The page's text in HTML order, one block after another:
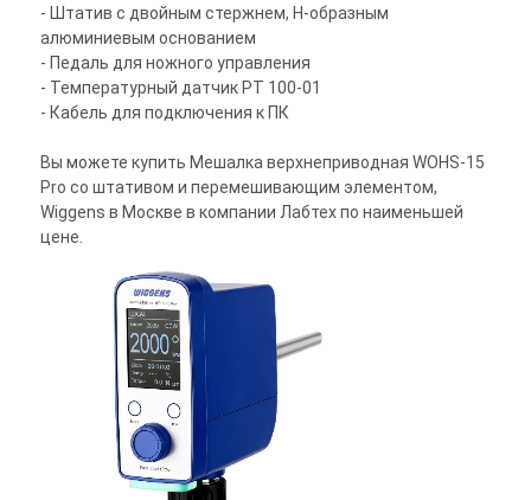
- Штатив с двойным стержнем, Н-образным
алюминиевым основанием
- Педаль для ножного управления
- Температурный датчик PT 100-01
- Кабель для подключения к ПК
Вы можете купить Мешалка верхнеприводная WOHS-15
Pro со штативом и перемешивающим элементом,
Wiggens в Москве в компании Лабтех по наименьшей
цене.